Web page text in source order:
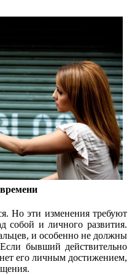
Но эти изменения требуют
собой и личного развития.
и особенно не должны
бывший действительно
его личным достижением,